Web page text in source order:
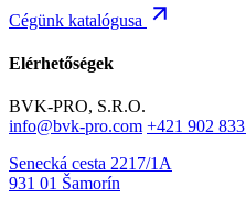
Cégünk katalógusa
Elérhetőségek
BVK-PRO, S.R.O.
info@bvk-pro.com +421 902
Senecká cesta 2217/1A
931 01 Šamorín